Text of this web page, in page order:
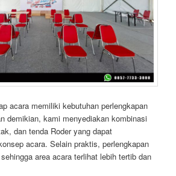
acara memiliki kebutuhan perlengkapan
demikian, kami menyediakan kombinasi
dan tenda Roder yang dapat
acara. Selain praktis, perlengkapan
area acara terlihat lebih tertib dan